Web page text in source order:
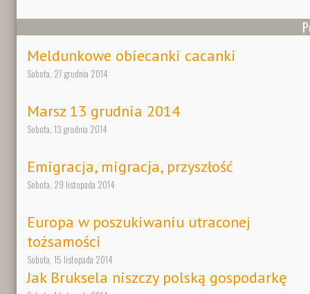
Meldunkowe obiecanki cacanki
Sobota, 27 grudnia 2014
Marsz 13 grudnia 2014
Sobota, 13 grudnia 2014
Emigracja, migracja, przyszłość
Sobota, 29 listopada 2014
Europa w poszukiwaniu utraconej
tożsamości
Sobota, 15 listopada 2014
Jak Bruksela niszczy polską gospodarkę